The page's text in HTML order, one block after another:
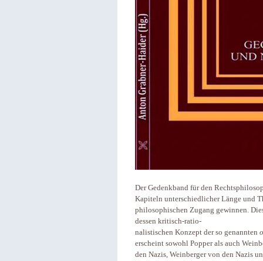
Der Gedenkband für den
Kapiteln unterschiedlicher Länge und
philosophischen Zugang gewinnen.
dessen kritisch-ratio-
nalistischen Konzept der so genannten
erscheint sowohl Popper als auch
den Nazis, Weinberger von den Nazis